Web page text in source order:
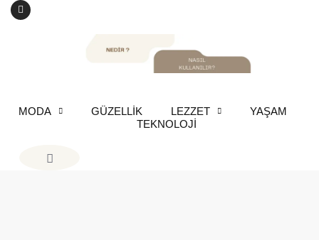
MODA GÜZELLİK LEZZET
YAŞAM
TEKNOLOJİ